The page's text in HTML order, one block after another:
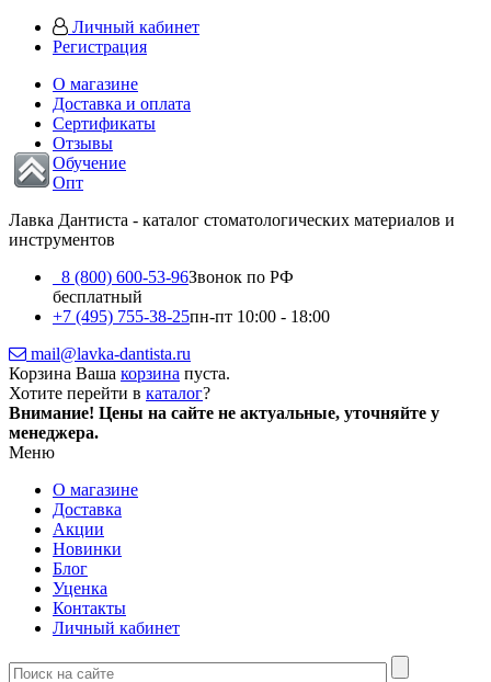
Личный кабинет
Регистрация
О магазине
Доставка и оплата
Сертификаты
Отзывы
Обучение
Опт
Лавка Дантиста - каталог стоматологических материалов и
инструментов
8 (800) 600-53-96Звонок по РФ
бесплатный
+7 (495) 755-38-25пн-пт 10:00 - 18:00
mail@lavka-dantista.ru
Корзина Ваша корзина пуста.
Хотите перейти в каталог?
Внимание! Цены на сайте не актуальные, уточняйте у
менеджера.
Меню
О магазине
Доставка
Акции
Новинки
Блог
Уценка
Контакты
Личный кабинет